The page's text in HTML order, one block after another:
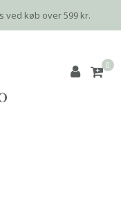
ved køb over 599 kr.
0